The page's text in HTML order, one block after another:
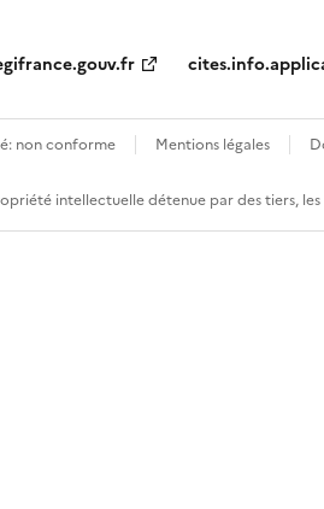
non conforme Mentions légales
intellectuelle détenue par des tiers,